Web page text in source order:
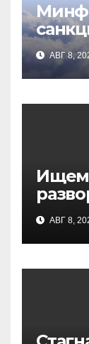
АВГ 8,
Ищем
АВГ 8,